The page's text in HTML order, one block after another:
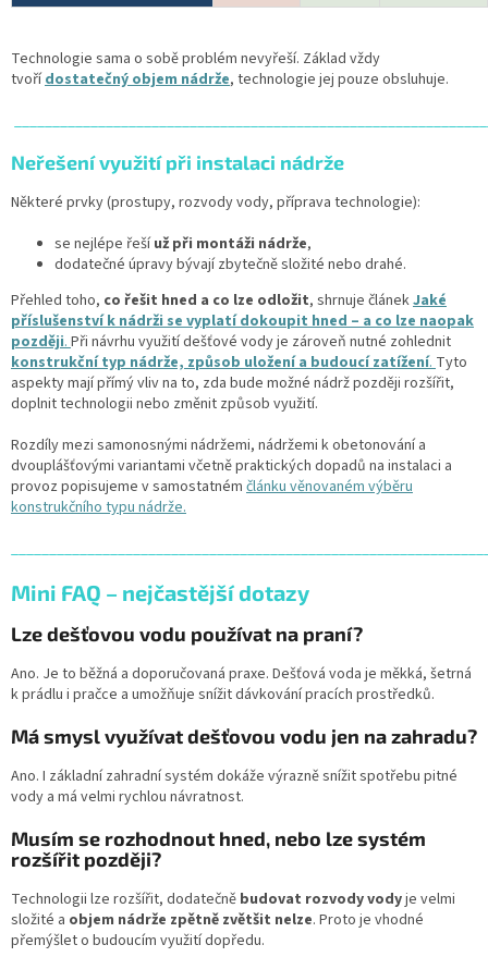
Technologie sama o sobě problém nevyřeší. Základ vždy
tvořídostatečný objem nádrže, technologie jej pouze obsluhuje.
Neřešení využití při instalaci nádrže
Některé prvky (prostupy, rozvody vody, příprava technologie):
se nejlépe řešíuž při montáži nádrže,
dodatečné úpravy bývají zbytečně složité nebo drahé.
Přehled toho, co řešit hned a co lze odložit, shrnuje článekJaké
příslušenství k nádrži se vyplatí dokoupit hned – a co lze naopak
později.Při návrhu využití dešťové vody je zároveň nutné zohlednit
konstrukční typ nádrže, způsob uložení a budoucí zatížení.Tyto
aspekty mají přímý vliv na to, zda bude možné nádrž později rozšířit,
doplnit technologii nebo změnit způsob využití.
Rozdíly mezi samonosnými nádržemi, nádržemi k obetonování a
dvouplášťovými variantami včetně praktických dopadů na instalaci a
provoz popisujeme v samostatném článku věnovaném výběru
konstrukčního typu nádrže.
Mini FAQ – nejčastější dotazy
Lze dešťovou vodu používat na praní?
Ano. Je to běžná a doporučovaná praxe. Dešťová voda je měkká, šetrná
k prádlu i pračce a umožňuje snížit dávkování pracích prostředků.
Má smysl využívat dešťovou vodu jen na zahradu?
Ano. I základní zahradní systém dokáže výrazně snížit spotřebu pitné
vody a má velmi rychlou návratnost.
Musím se rozhodnout hned, nebo lze systém
rozšířit později?
Technologii lze rozšířit, dodatečně budovat rozvody vodyje velmi
složité a objem nádrže zpětně zvětšit nelze. Proto je vhodné
přemýšlet o budoucím využití dopředu.